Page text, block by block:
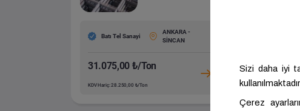
Batı Tel Sanayi
ANKARA -
SİNCAN
31.075,00 ₺/Ton
KDV Hariç: 28.250,00 ₺/Ton KDV Hariç: